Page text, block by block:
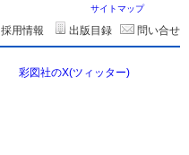
サイトマップ
採用情報 出版目録
問い合せ
彩図社のX(ツィッター)